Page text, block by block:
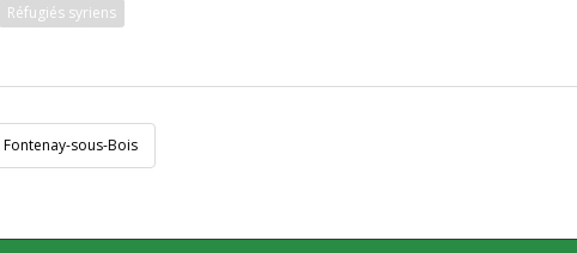
Réfugiés syriens
Fontenay-sous-Bois